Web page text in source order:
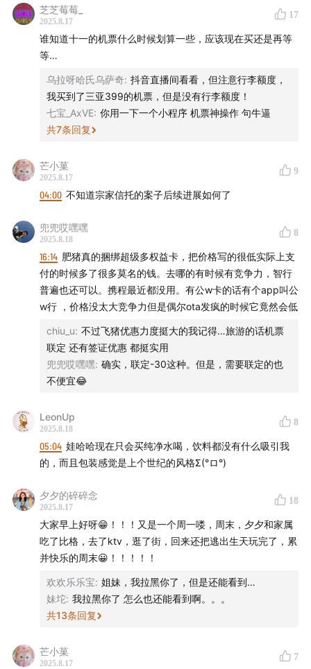
「用声音碰撞世界」
，声动活泼致力于为人们提供源源不
断的思考养料。
我们还有这些播客：声东击西、What's Next｜科技早
知道、商业WHY酱、跳进兔子洞&跳进兔子洞第三季
吃喝玩乐了不起、 不止金钱 、 泡腾 VC 、 反潮流俱乐部
目推荐给朋友
芝芝莓莓_
2025.8.17
17
谁知道十一的机票什么时候划算一些，应该现在买还是再等
等…
乌拉呀哈氏乌萨奇: 抖音直播间看看，但注意行李额度，
我买到了三亚399的机票，但是没有行李额度！
七宝_AxVE: 你用一下一个小程序 机票神操作 句牛逼
共7条回复
芒小菓
2025.8.17
9
04:00 不知道宗家信托的案子后续进展如何了
兜兜哎嘿嘿
2025.8.18
8
16:14 肥猪真的捆绑超级多权益卡，把价格写的很低实际上支
付的时候多了很多莫名的钱。去哪的有时候有竞争力，智行
普遍也还可以。携程最近都没用。有公w卡的话有个app叫公
w行 ，价格没太大竞争力但是偶尔ota发疯的时候它竟然会低
chiu_u: 不过飞猪优惠力度挺大的我记得…旅游的话机票
联定 还有签证优惠 都挺实用
兜兜哎嘿嘿: 确实，联定-30这种。但是，需要联定的也
不便宜😂
LeonUp
2025.8.18
8
05:04 娃哈哈现在只会买纯净水喝，饮料都没有什么吸引我
的，而且包装感觉是上个世纪的风格Σ(°ロ°)
夕夕的碎碎念
2025.8.17
18
大家早上好呀😁！！！又是一个周一喽，周末，夕夕和家属
吃了比格，去了ktv，逛了街，回来还把逃出生天玩完了，累
并快乐的周末😀！！！！！
欢欢乐乐宝: 姐妹，我拉黑你了，但是还能看到…
妹坨: 我拉黑你了 怎么也还能看到啊。。。
共13条回复
芒小菓
2025.8.17
7